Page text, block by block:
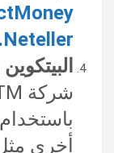
Neteller.